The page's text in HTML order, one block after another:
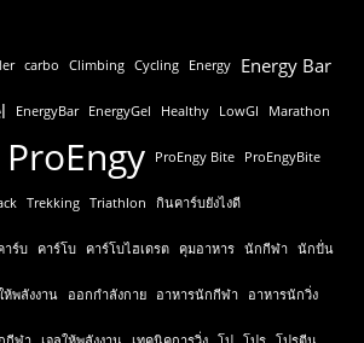
carbo Climbing Cycling Energy Energy Bar
EnergyBar EnergyGel Healthy LowGI Marathon
ProEngy ProEngy Bite ProEngyBite
Trekking Triathlon กินคาร์บยังไงดี
าร์บ คาร์โบ คาร์โบไฮเดรต คุมอาหาร นักกีฬา นักปั่น
ห้พลังงาน ออกกำลังกาย อาหารนักกีฬา อาหารนักวิ่ง